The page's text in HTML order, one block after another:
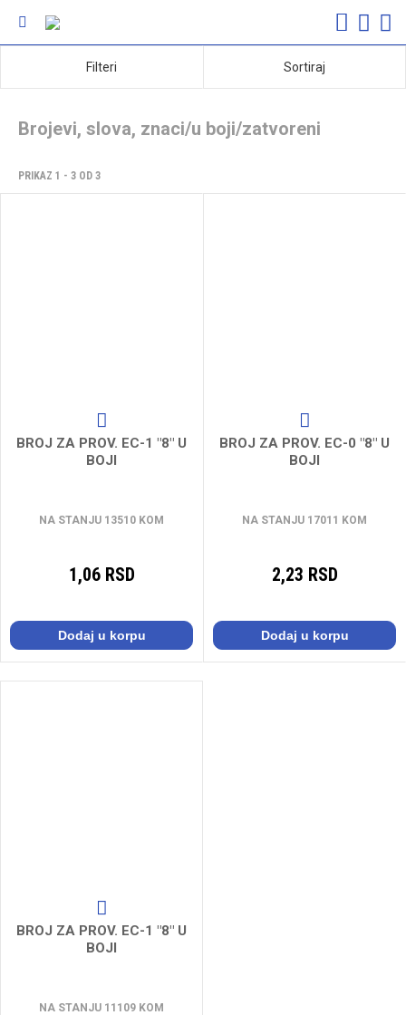
Filteri Sortiraj
Brojevi, slova, znaci/u boji/zatvoreni
PRIKAZ 1 - 3 OD 3
BROJ ZA PROV. EC-1 "8" U
BOJI
NA STANJU 13510 KOM
1,06 RSD
Dodaj u korpu
BROJ ZA PROV. EC-0 "8" U
BOJI
NA STANJU 17011 KOM
2,23 RSD
Dodaj u korpu
BROJ ZA PROV. EC-1 "8" U
BOJI
NA STANJU 11109 KOM